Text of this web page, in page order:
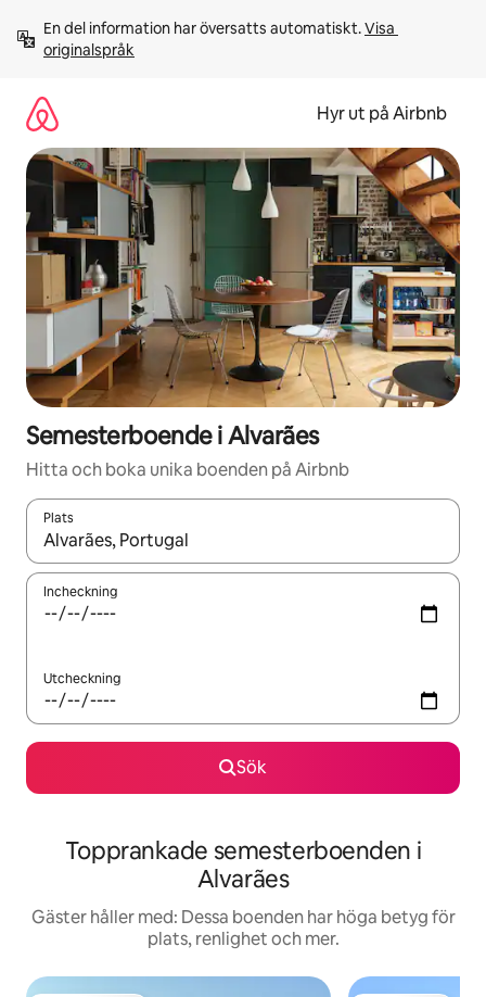
innehåll
En del information har översatts automatiskt. Visa
originalspråk
Hyr ut på Airbnb
Semesterboende i Alvarães
Hitta och boka unika boenden på Airbnb
Plats
När resultaten är tillgängliga kan du navigera med upp- och
Incheckning
Utcheckning
Sök
Topprankade semesterboenden i
Alvarães
Gäster håller med: Dessa boenden har höga betyg för
plats, renlighet och mer.